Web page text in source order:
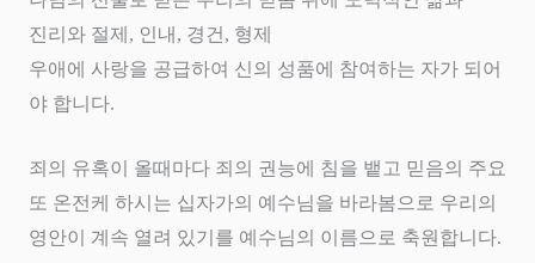
진리와 절제 , 인내 , 경건 , 형제
우애에 사랑을 공급하여 신의 성품에 참여하는 자가 되어
야 합니다.
죄의 유혹이 올때마다 죄의 권능에 침을 뱉고 믿음의 주요
또 온전케 하시는 십자가의 예수님을 바라봄으로 우리의
영안이 계속 열려 있기를 예수님의 이름으로 축원합니다.